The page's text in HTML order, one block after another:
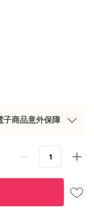
子商品意外保障